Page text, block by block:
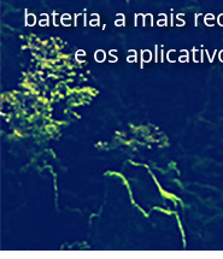
bateria, a mais
e os